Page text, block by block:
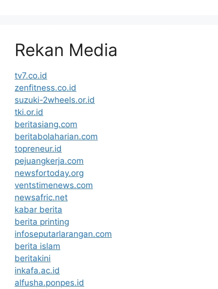
Rekan Media
tv7.co.id
zenfitness.co.id
suzuki-2wheels.or.id
tki.or.id
beritasiang.com
beritabolaharian.com
topreneur.id
pejuangkerja.com
newsfortoday.org
ventstimenews.com
newsafric.net
kabar berita
berita printing
infoseputarlarangan.com
berita islam
beritakini
inkafa.ac.id
alfusha.ponpes.id